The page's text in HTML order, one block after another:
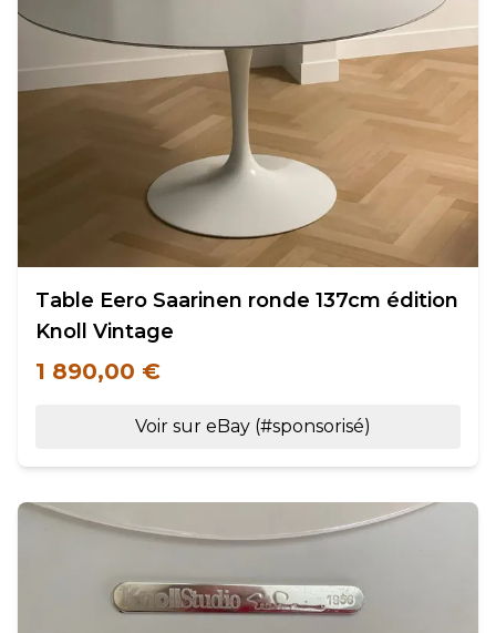
Table Eero Saarinen ronde 137cm édition
Knoll Vintage
1 890,00 €
Voir sur eBay (#sponsorisé)